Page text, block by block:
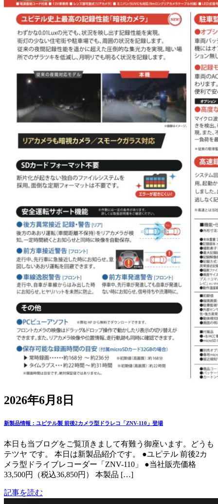
2026年6月8日
新製品情報：ユピテル製 前後2カメラ型ドラレコ「ZNV-110」登場
本日も当ブログをご覧頂きまして有難う御座います。どうも
テツヤ です。 本日は新製品紹介です。 ●ユピテル 前後2カ
メラ型ドライブレコーダー「ZNV-110」 ●当社販売価格
33,500円（税込36,850円） 本製品 […]
記事を読む